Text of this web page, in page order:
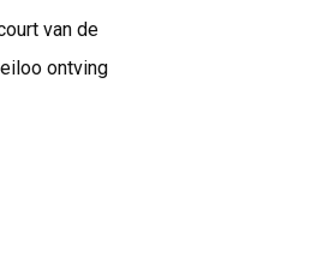
van de
ontving